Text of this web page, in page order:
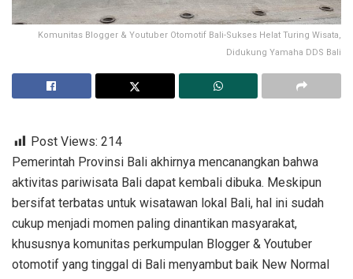
Komunitas Blogger & Youtuber Otomotif Bali-Sukses Helat Turing Wisata,
Didukung Yamaha DDS Bali
Post Views: 214
Pemerintah Provinsi Bali akhirnya mencanangkan bahwa
aktivitas pariwisata Bali dapat kembali dibuka. Meskipun
bersifat terbatas untuk wisatawan lokal Bali, hal ini sudah
cukup menjadi momen paling dinantikan masyarakat,
khususnya komunitas perkumpulan Blogger & Youtuber
otomotif yang tinggal di Bali menyambut baik New Normal